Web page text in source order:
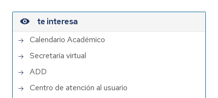
te interesa
Calendario Académico
Secretaría virtual
ADD
Centro de atención al usuario